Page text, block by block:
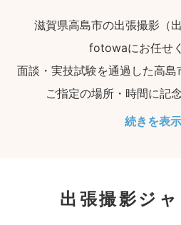
滋賀県高島市の出張撮影（
fotowaにお任せ
面談・実技試験を通過した高島
ご指定の場所・時間に記
続きを表示
出張撮影ジ